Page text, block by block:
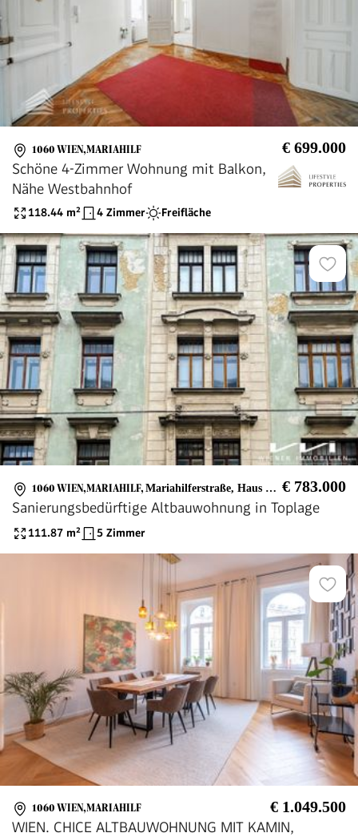
1060 WIEN,MARIAHILF € 699.000
Schöne 4-Zimmer Wohnung mit Balkon,
Nähe Westbahnhof
118.44 m² 4 Zimmer Freifläche
1060 WIEN,MARIAHILF, Mariahilferstraße, Haus des Meeres, Naschmarkt € 783.000
Sanierungsbedürftige Altbauwohnung in Toplage
111.87 m² 5 Zimmer
1060 WIEN,MARIAHILF € 1.049.500
WIEN. CHICE ALTBAUWOHNUNG MIT KAMIN,